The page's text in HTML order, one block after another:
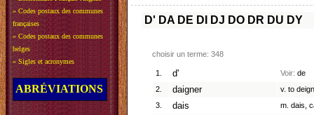
» Codes postaux des communes
françaises
» Codes postaux des communes
belges
» Sigles et acronymes
ABRÉVIATIONS
D' DA DE DI DJ DO DR DU DY
choisir un terme: 348
1. d' Voir: de
2.
daigner
v. to
3.
dais
m. dais,